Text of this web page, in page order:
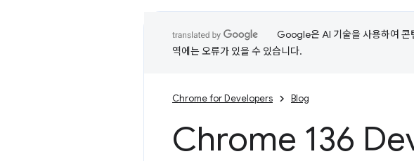
Google은 AI 기술을 사용하여 콘
역에는 오류가 있을 수 있습니다.
Chrome for Developers Blog
Chrome 136